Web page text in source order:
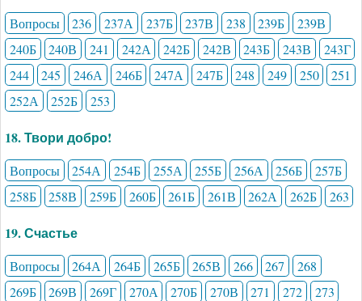
Вопросы 236 237А 237Б 237В 238 239Б
239В
240Б
240В 241 242А 242Б 242В 243Б 243В
243Г
244
245 246А 246Б 247А 247Б 248 249 250
251
252А
252Б 253
18. Твори добро!
Вопросы 254А 254Б 255А 255Б 256А 256Б
257Б
258Б
258В 259Б 260Б 261Б 261В 262А 262Б 263
19. Счастье
Вопросы 264А 264Б 265Б 265В 266 267
268
269Б
269В 269Г 270А 270Б 270В 271 272
273